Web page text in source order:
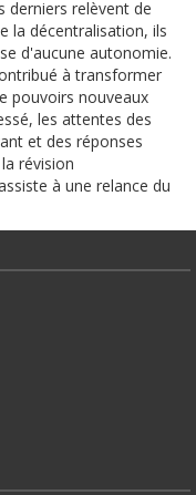
derniers relèvent de
la décentralisation, ils
d'aucune autonomie.
à transformer
pouvoirs nouveaux
les attentes des
et des réponses
révision
à une relance du